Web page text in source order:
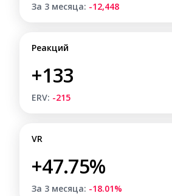
За 3 месяца: -12,448
Реакций
+133
ERV: -215
VR
+47.75%
За 3 месяца: -18.01%